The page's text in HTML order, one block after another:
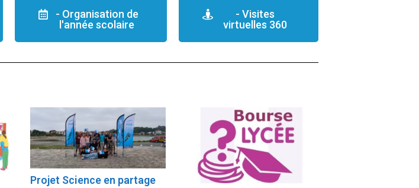
- Organisation de
l'année scolaire
- Visites
virtuelles 360
Projet Science en partage